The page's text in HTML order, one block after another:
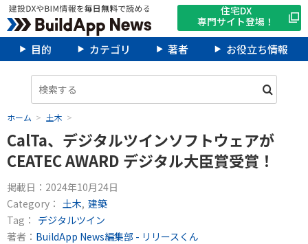
住宅DX
専門サイト登場！
目的 カテゴリ 著者 お役立ち情報
ホーム 土木
CalTa、デジタルツインソフトウェアが
CEATEC AWARD デジタル大臣賞受賞！
掲載日： 2024年10月24日
Category： 土木 建築
Tag： デジタルツイン
著者： BuildApp News編集部 - リリースくん